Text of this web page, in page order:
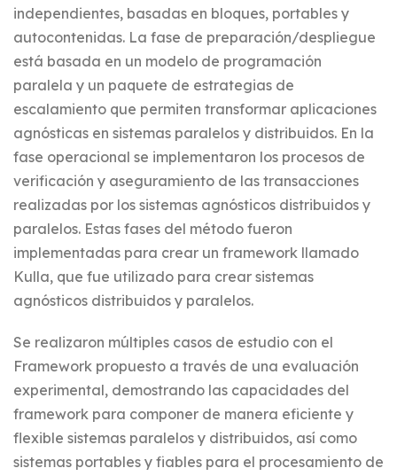
independientes, basadas en bloques, portables y
autocontenidas. La fase de preparación/despliegue
está basada en un modelo de programación
paralela y un paquete de estrategias de
escalamiento que permiten transformar aplicaciones
agnósticas en sistemas paralelos y distribuidos. En la
fase operacional se implementaron los procesos de
verificación y aseguramiento de las transacciones
realizadas por los sistemas agnósticos distribuidos y
paralelos. Estas fases del método fueron
implementadas para crear un framework llamado
Kulla, que fue utilizado para crear sistemas
agnósticos distribuidos y paralelos.
Se realizaron múltiples casos de estudio con el
Framework propuesto a través de una evaluación
experimental, demostrando las capacidades del
framework para componer de manera eficiente y
flexible sistemas paralelos y distribuidos, así como
sistemas portables y fiables para el procesamiento de